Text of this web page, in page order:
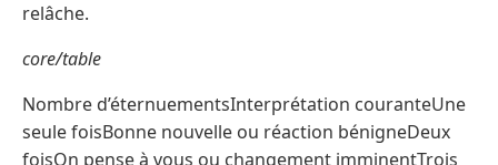
relâche.
core/table
Nombre d’éternuementsInterprétation couranteUne
seule foisBonne nouvelle ou réaction bénigneDeux
foisOn pense à vous ou changement imminentTrois